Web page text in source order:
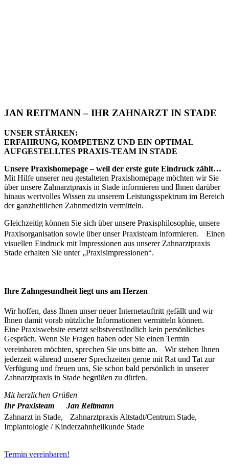
JAN REITMANN – IHR ZAHNARZT IN STADE
UNSER STÄRKEN:
ERFAHRUNG, KOMPETENZ UND EIN OPTIMAL
AUFGESTELLTES PRAXIS-TEAM IN STADE
Unsere Praxishomepage – weil der erste gute Eindruck zählt…
Mit Hilfe unserer neu gestalteten Praxishomepage möchten wir Sie
über unsere Zahnarztpraxis in Stade informieren und Ihnen darüber
hinaus wertvolles Wissen zu unserem Leistungsspektrum im Bereich
der ganzheitlichen Zahnmedizin vermitteln.
Gleichzeitig können Sie sich über unsere Praxisphilosophie, unsere
Praxisorganisation sowie über unser Praxisteam informieren. Einen
visuellen Eindruck mit Impressionen aus unserer Zahnarztpraxis
Stade erhalten Sie unter „Praxisimpressionen“.
Ihre Zahngesundheit liegt uns am Herzen
Wir hoffen, dass Ihnen unser neuer Internetauftritt gefällt und wir
Ihnen damit vorab nützliche Informationen vermitteln können.
Eine Praxiswebsite ersetzt selbstverständlich kein persönliches
Gespräch. Wenn Sie Fragen haben oder Sie einen Termin
vereinbaren möchten, sprechen Sie uns bitte an. Wir stehen Ihnen
jederzeit während unserer Sprechzeiten gerne mit Rat und Tat zur
Verfügung und freuen uns, Sie schon bald persönlich in unserer
Zahnarztpraxis in Stade begrüßen zu dürfen.
Mit herzlichen Grüßen
Ihr Praxisteam Jan Reitmann
Zahnarzt in Stade, Zahnarztpraxis Altstadt/Centrum Stade,
Implantologie / Kinderzahnheilkunde Stade
Termin vereinbaren!